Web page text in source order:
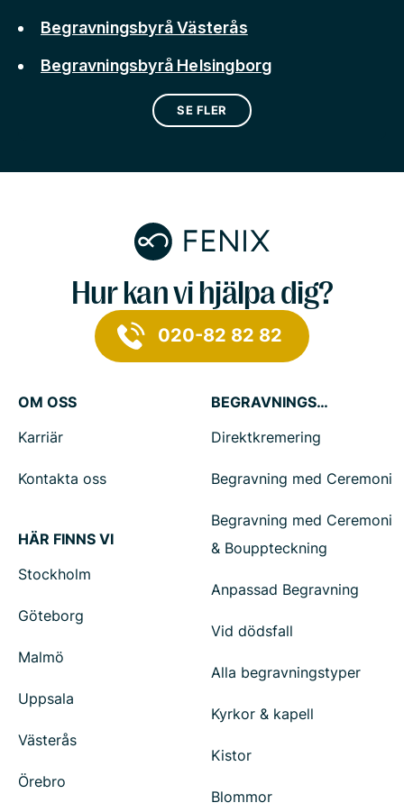
Begravningsbyrå Västerås
Begravningsbyrå Helsingborg
SE FLER
Hur kan vi hjälpa dig?
020-82 82 82
OM OSS
Karriär
Kontakta oss
HÄR FINNS VI
Stockholm
Göteborg
Malmö
Uppsala
Västerås
Örebro
BEGRAVNINGSTJÄNSTER
Direktkremering
Begravning med Ceremoni
Begravning med Ceremoni
& Bouppteckning
Anpassad Begravning
Vid dödsfall
Alla begravningstyper
Kyrkor & kapell
Kistor
Blommor